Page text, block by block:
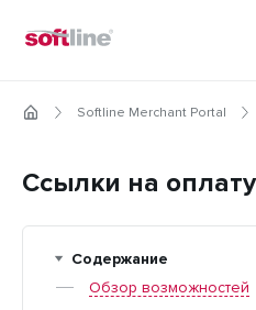
Softline Merchant Portal
Ссылки на оплату
Содержание
Обзор возможностей